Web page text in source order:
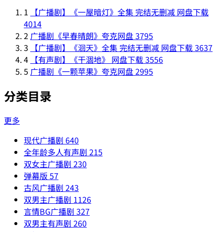
1
【广播剧】《一屋暗灯》全集 完结无删减 网盘下载
4014
2 广播剧《早春晴朗》夸克网盘3795
3
【广播剧】《洄天》全集 完结无删减 网盘下载3637
4 【有声剧】《干涸地》 网盘下载3556
5 广播剧《一颗苹果》夸克网盘2995
分类目录
更多
现代广播剧 640
全年龄多人有声剧 215
双女主广播剧 230
弹幕版 57
古风广播剧 243
双男主广播剧 1126
言情BG广播剧 327
双男主有声剧 260